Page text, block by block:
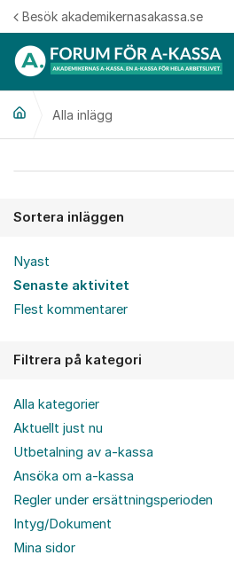
Hoppa till innehåll
Besök akademikernasakassa.se
Alla inlägg
Sortera inläggen
Nyast
Senaste aktivitet
Flest kommentarer
Filtrera på kategori
Alla kategorier
Aktuellt just nu
Utbetalning av a-kassa
Ansöka om a-kassa
Regler under ersättningsperioden
Intyg/Dokument
Mina sidor